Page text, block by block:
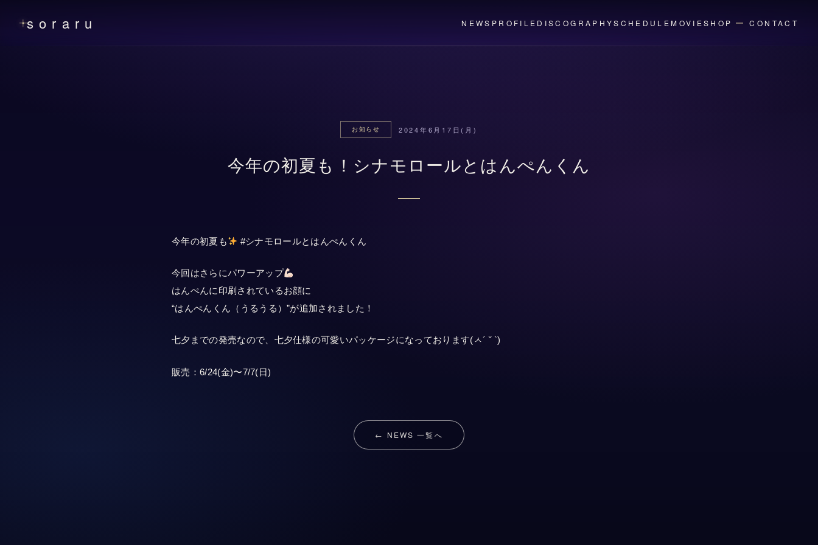
soraru NEWS PROFILE DISCOGRAPHYSCHEDULEMOVIESHOP CONTACT
お知らせ 2024年6月17日(月)
今年の初夏も！シナモロールとはんぺんくん
今年の初夏も #シナモロールとはんぺんくん
今回はさらにパワーアップ
はんぺんに印刷されているお顔に
“はんぺんくん（うるうる）”が追加されました！
七夕までの発売なので、七夕仕様の可愛いパッケージになっております(ㅅ´ ˘ `)
販売：6/24(金)〜7/7(日)
← NEWS 一覧へ